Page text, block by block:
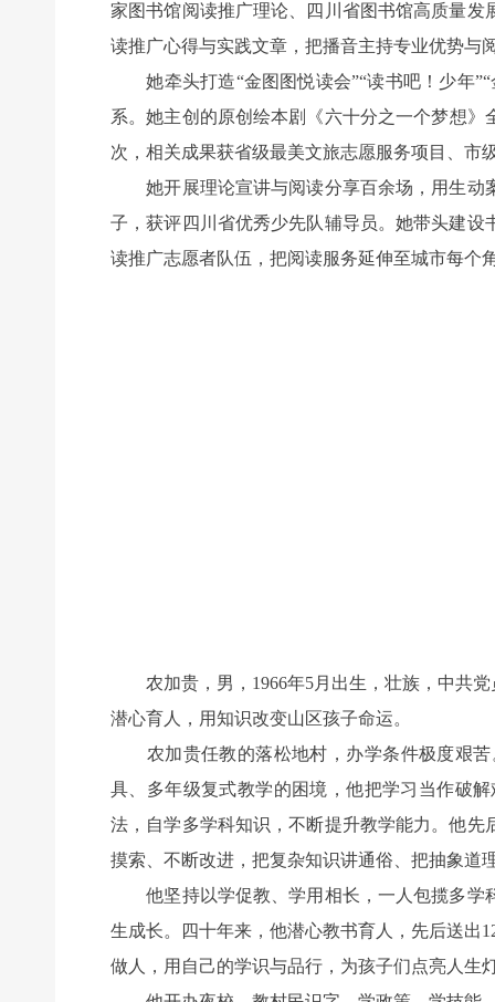
家图书馆阅读推广理论、四川省图书馆高质量
读推广心得与实践文章，把播音主持专业优势与
她牵头打造“金图图悦读会”“读书吧！少年”“
系。她主创的原创绘本剧《六十分之一个梦想》
次，相关成果获省级最美文旅志愿服务项目、市
她开展理论宣讲与阅读分享百余场，用生动
子，获评四川省优秀少先队辅导员。她带头建
读推广志愿者队伍，把阅读服务延伸至城市每个
农加贵，男，1966年5月出生，壮族，中共党
潜心育人，用知识改变山区孩子命运。
农加贵任教的落松地村，办学条件极度艰苦
具、多年级复式教学的困境，他把学习当作破
法，自学多学科知识，不断提升教学能力。他
摸索、不断改进，把复杂知识讲通俗、把抽象道
他坚持以学促教、学用相长，一人包揽多学
生成长。四十年来，他潜心教书育人，先后送出
做人，用自己的学识与品行，为孩子们点亮人生